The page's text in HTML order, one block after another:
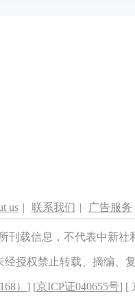
us | 联系我们 | 广告服务
刊载信息，不代表中新
经授权禁止转载、摘编、
） ] [京ICP证040655号] [